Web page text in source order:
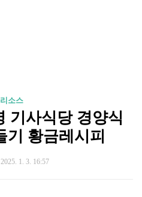
소스
기사식당 경양식
기 황금레시피
2025. 1. 3. 16:57